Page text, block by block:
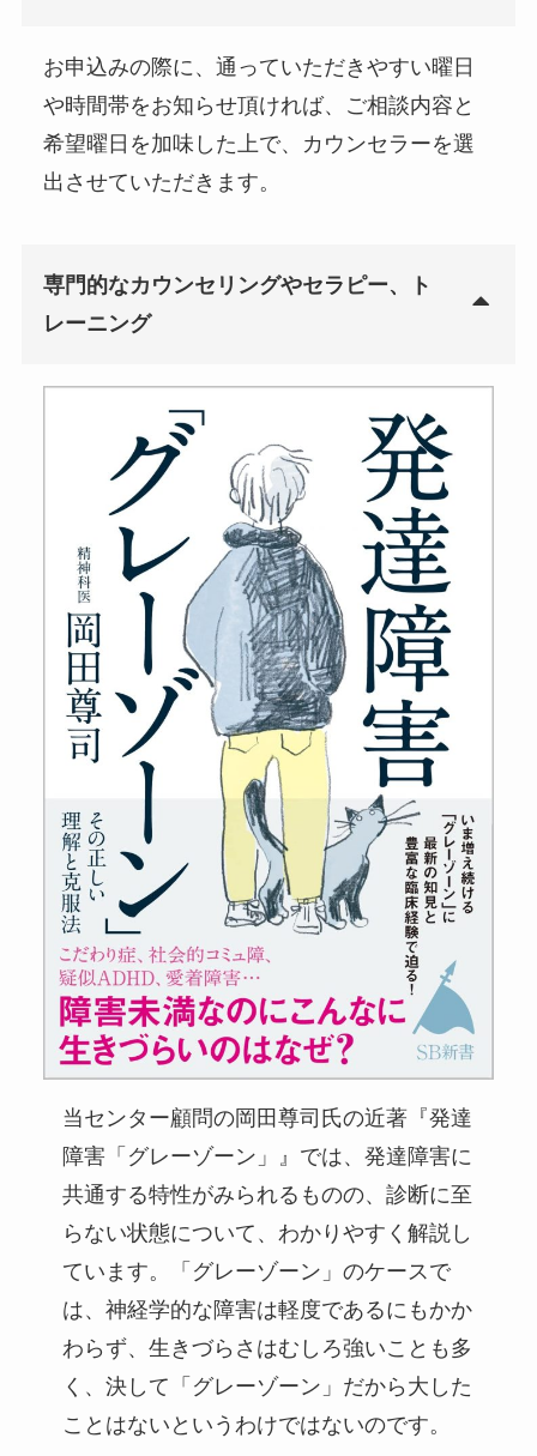
お申込みの際に、通っていただきやすい曜日
や時間帯をお知らせ頂ければ、ご相談内容と
希望曜日を加味した上で、カウンセラーを選
出させていただきます。
専門的なカウンセリングやセラピー、ト
レーニング
当センター顧問の岡田尊司氏の近著『発達
障害「グレーゾーン」』では、発達障害に
共通する特性がみられるものの、診断に至
らない状態について、わかりやすく解説し
ています。「グレーゾーン」のケースで
は、神経学的な障害は軽度であるにもかか
わらず、生きづらさはむしろ強いことも多
く、決して「グレーゾーン」だから大した
ことはないというわけではないのです。